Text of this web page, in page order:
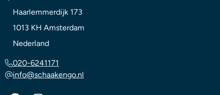
Haarlemmerdijk 173
1013 KH Amsterdam
Nederland
020-6241171
info@schaakengo.nl